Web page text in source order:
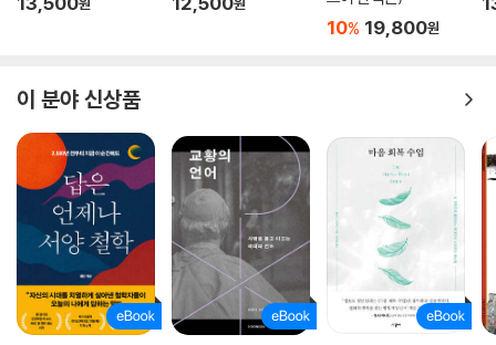
10% 19,800원
이 분야 신상품